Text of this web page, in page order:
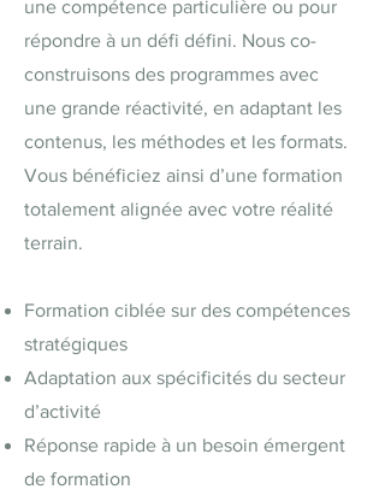
une compétence particulière ou pour
répondre à un défi défini. Nous co-
construisons des programmes avec
une grande réactivité, en adaptant les
contenus, les méthodes et les formats.
Vous bénéficiez ainsi d’une formation
totalement alignée avec votre réalité
terrain.
Formation ciblée sur des compétences
stratégiques
Adaptation aux spécificités du secteur
d’activité
Réponse rapide à un besoin émergent
de formation